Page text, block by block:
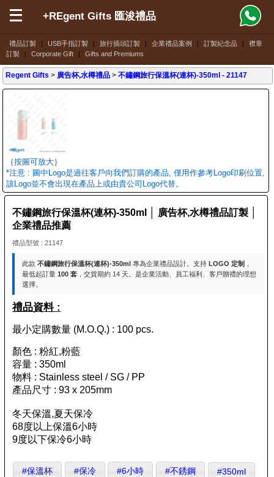
禮品訂製 | USB手指訂製 | 旅行插頭訂製 | 企業禮品案例 | 訂製紀念品 |
襟章
訂製
| Corporate Gift | Gifts and Premiums
+REgent Gifts 匯浚禮品
Regent Gifts > 廣告杯,水樽禮品 >不鏽鋼旅行保溫杯(連杯)-350ml - 21147
｛按圖可放大｝
*注意 : 圖中Logo是過往客戶向我們訂購的產品, 僅用作參考Logo印刷位置,
該Logo並不會出現在產品上或由貴公司Logo代替。
不鏽鋼旅行保溫杯(連杯)-350ml │ 廣告杯,水樽禮品訂製 │
企業禮品推薦
禮品型號 : 21147
此款 不鏽鋼旅行保溫杯(連杯)-350ml專為企業禮品設計。支持 LOGO 定制 ，
最低起訂量 100 套，交貨期約 14 天。是企業活動、員工福利、客戶贈禮的理想
選擇。
禮品資料 :
最小定購數量 (M.O.Q.) : 100 pcs.
顏色 : 粉紅,粉藍
容量 : 350ml
物料 : Stainless steel / SG / PP
產品尺寸 : 93 x 205mm
冬天保溫,夏天保冷
68度以上保溫6小時
9度以下保冷6小時
#保溫杯 #保冷 #6小時 #不銹鋼 #350ml